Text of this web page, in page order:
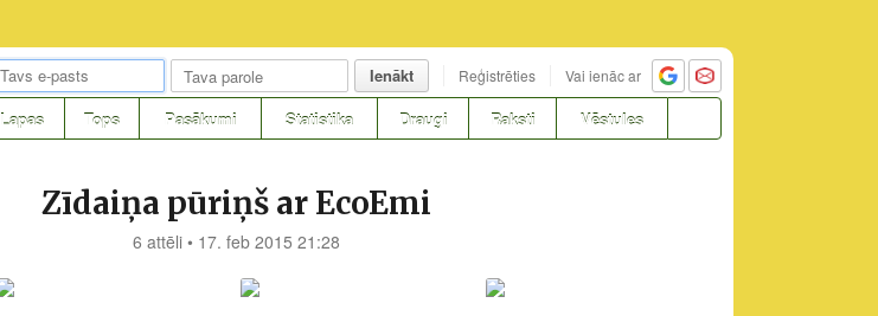
Ienākt Reģistrēties Vai ienāc ar
Lapas Tops Pasākumi Statistika Draugi Raksti Vēstules
Zīdaiņa pūriņš ar EcoEmi
6 attēli • 17. feb 2015 21:28